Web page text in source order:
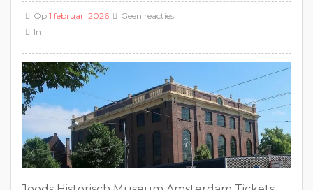
Op 1 februari 2026
In
Geen reacties